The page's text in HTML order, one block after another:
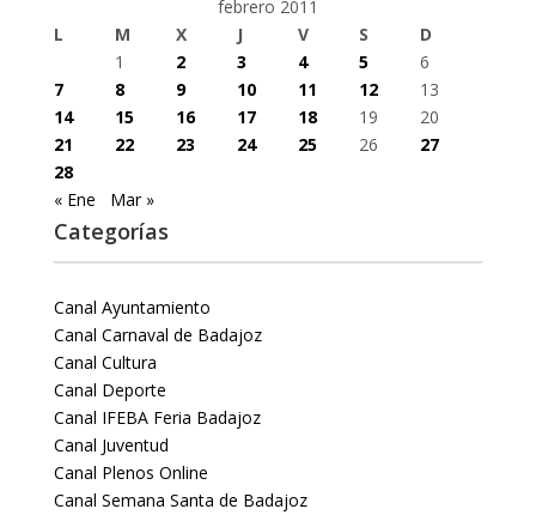
febrero 2011
L
M X J V S
D
1
2 3 4 5
6
7
8 9 10 11 12
13
14
15 16 17 18 19
20
21
22 23 24 25 26
27
28
« Ene
Mar »
Categorías
Canal Ayuntamiento
Canal Carnaval de Badajoz
Canal Cultura
Canal Deporte
Canal IFEBA Feria Badajoz
Canal Juventud
Canal Plenos Online
Canal Semana Santa de Badajoz